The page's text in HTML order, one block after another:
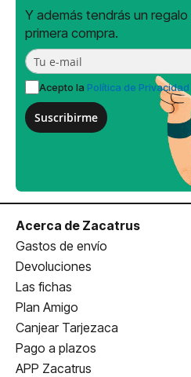
Y además tendrás un
primera compra.
Acepto la Política de
Suscribirme
Acerca de Zacatrus
Gastos de envío
Devoluciones
Las fichas
Plan Amigo
Canjear Tarjezaca
Pago a plazos
APP Zacatrus